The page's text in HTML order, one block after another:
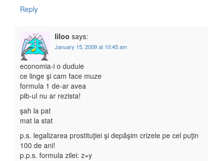
Reply
liloo says:
January 15, 2009 at 10:45 am
economia-i o duduie
ce linge şi cam face muze
formula 1 de-ar avea
pib-ul nu ar rezista!
şah la pat
mat la stat
p.s. legalizarea prostituţiei şi depăşim crizele pe cel puţin
100 de ani!
p.p.s. formula zilei: z=y